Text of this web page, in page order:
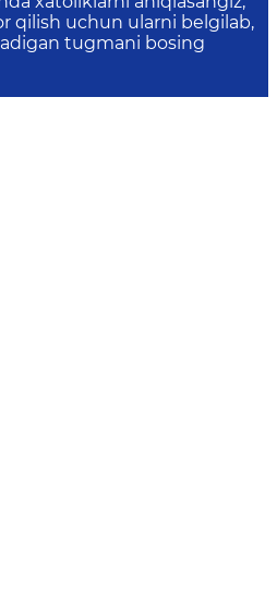
qilish uchun ularni belgilab,
tugmani bosing